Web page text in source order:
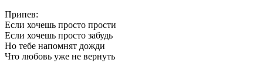
Припев:
Если хочешь просто прости
Если хочешь просто забудь
Но тебе напомнят дожди
Что любовь уже не вернуть